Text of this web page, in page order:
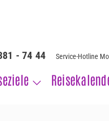
- 74 44 Service-Hotline